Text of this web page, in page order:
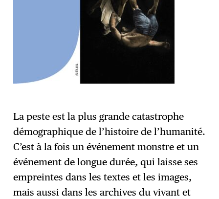
La peste est la plus grande catastrophe
démographique de l’histoire de l’humanité.
C’est à la fois un événement monstre et un
événement de longue durée, qui laisse ses
empreintes dans les textes et les images,
mais aussi dans les archives du vivant et